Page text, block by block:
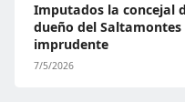
Imputados la concejal
dueño del
imprudente
7/5/2026